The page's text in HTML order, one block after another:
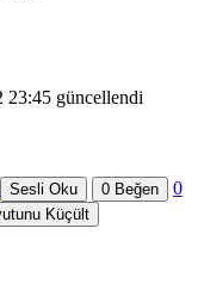
23:45 güncellendi
Sesli Oku 0 Beğen
0
Küçült